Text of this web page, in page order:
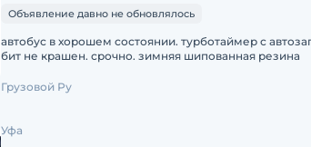
Объявление давно не обновлялось
автобус в хорошем состоянии. турботаймер с
бит не крашен. срочно. зимняя шипованная резина
Грузовой Ру
Уфа